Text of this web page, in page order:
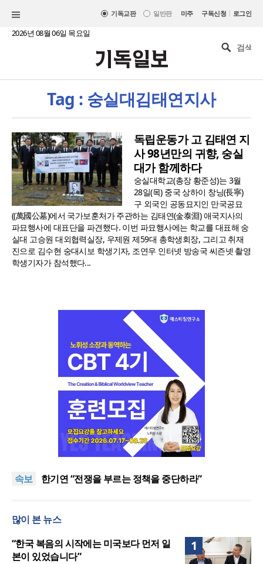
기독교판 일반판 미주 구독신청 | 로그인
2026년 08월 06일 목요일
Tag : 숭실대김태연지사
독립운동가 고 김태연 지
사 98년만의 귀향, 숭실
대가 함께하다
숭실대학교(총장 황준성)는 3월
28일(목) 중국 상하이 창닝(長寧)
구 외국인 공동묘지인 만국공묘
((萬國公墓)에서 국가보훈처가 주관하는 김태연(金泰淵) 애국지사의
파묘행사에 대표단을 파견했다. 이번 파묘행사에는 학교를 대표해 숭
실대 고승원 대외협력실장, 우제원 제59대 총학생회장, 그리고 취재
진으로 김수현 숭대시보 학생기자, 조연우 인터넷 방송국 씨즌넷 촬영
학생기자가 참석했다...
속보
“한국 복음의 시작에는 미국보다 먼저 일본이 있었습
주길”
한기연 “전쟁을 부르는 정책을 중단하라”
성회 위해 협력
“한국 복음의 시작에는 미국보다 먼저 일본이 있었습
“기도로 시작한 스틸 美 대사, 한미동맹의 가교 되어
주길”
많이 본 뉴스
1
“한국 복음의 시작에는 미국보다 먼저 일
본이 있었습니다”